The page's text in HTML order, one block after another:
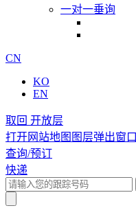
一对一垂询
CN
KO
EN
取回 开放层
打开网站地图图层弹出窗口
查询/预订
快递